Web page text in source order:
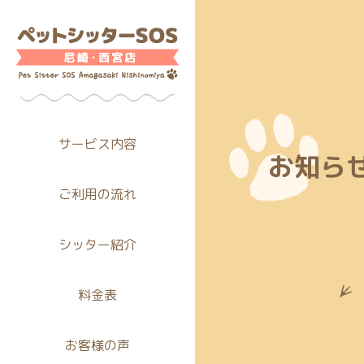
サービス内容
ご利用の流れ
シッター紹介
料金表
お客様の声
お知ら